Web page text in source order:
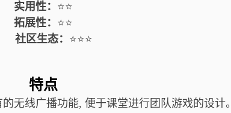
实用性： ⭐⭐
拓展性： ⭐⭐
区生态： ⭐⭐⭐
特点
无线广播功能, 便于课堂进行团队游戏的设计。